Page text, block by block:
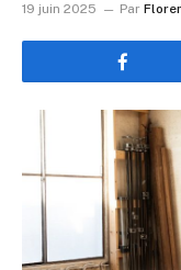
19 juin 2025 Par